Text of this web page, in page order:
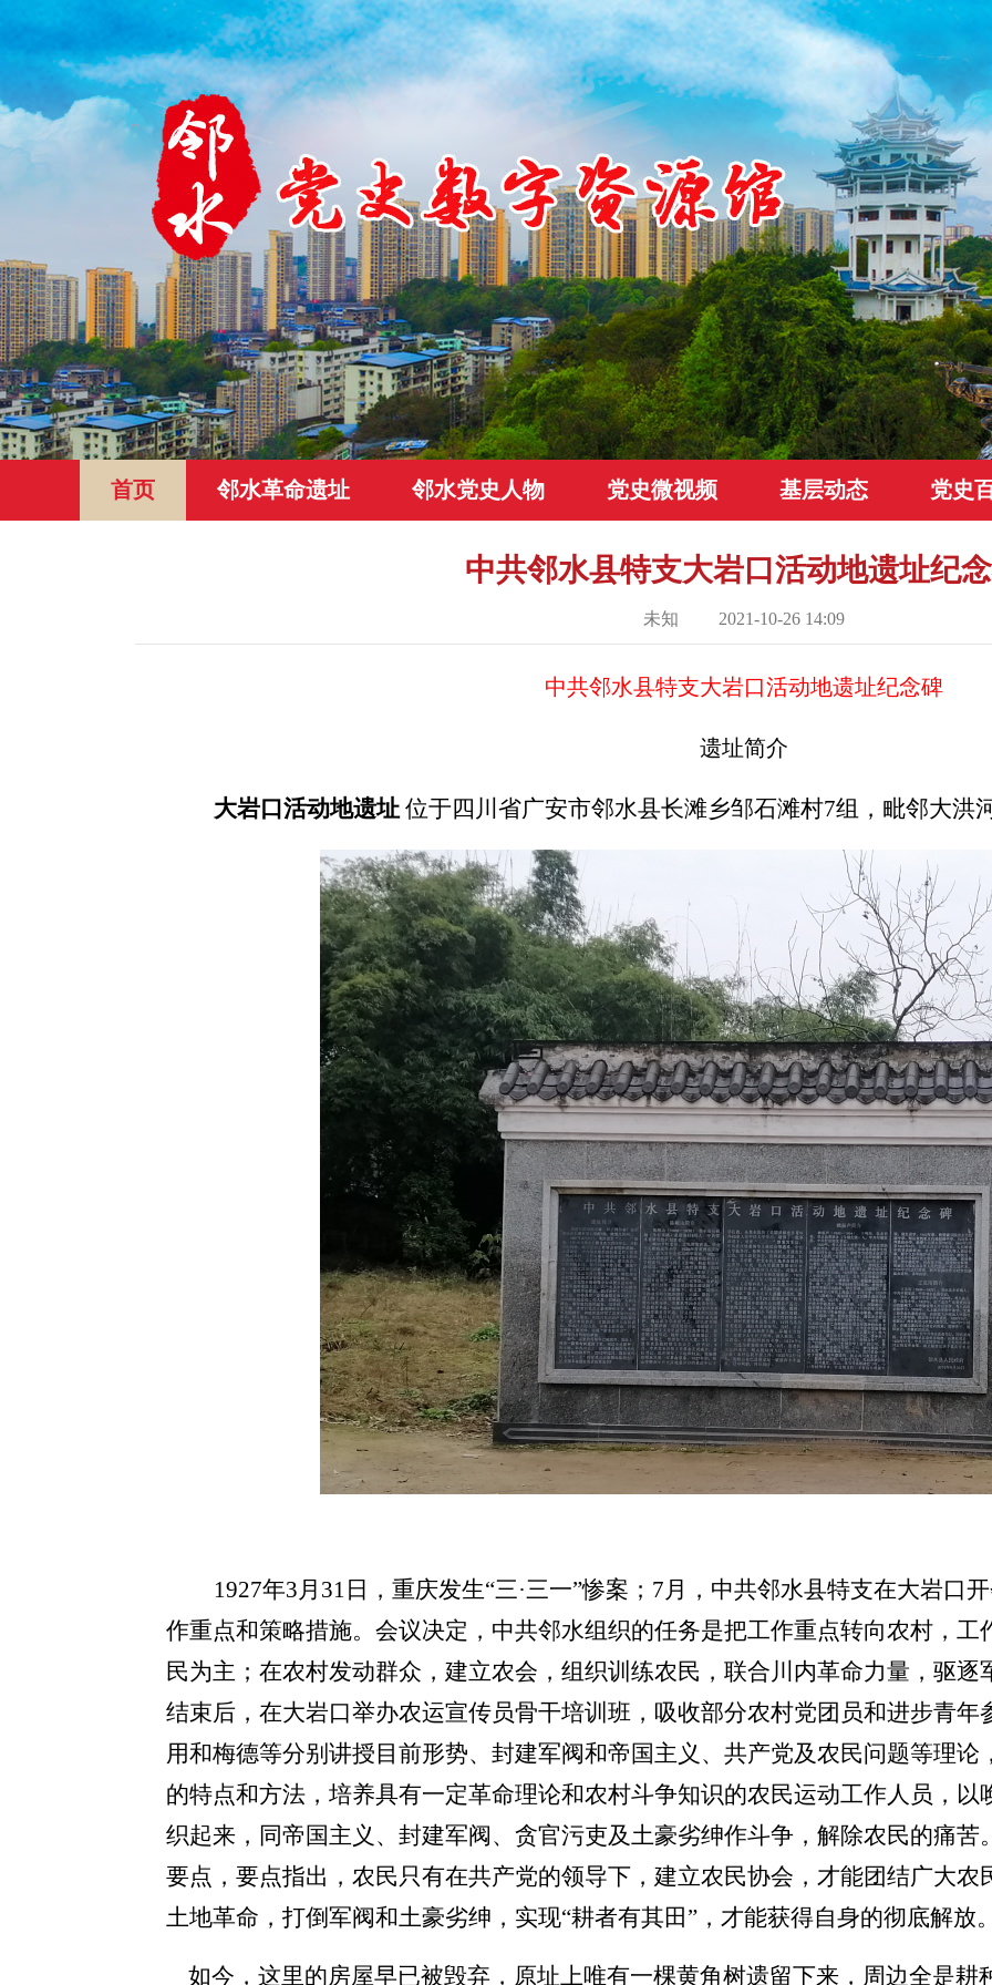
首页 邻水革命遗址 邻水党史人物 党史微视频 基层动态 党史
中共邻水县特支大岩口活动地遗址纪
未知 2021-10-26 14:09
中共邻水县特支大岩口活动地遗址纪念碑
遗址简介
大岩口活动地遗址 位于四川省广安市邻水县长滩乡邹石滩村7组，毗邻大洪
1927年3月31日，重庆发生“三·三一”惨案；7月，中共邻水县特支在大岩口
作重点和策略措施。会议决定，中共邻水组织的任务是把工作重点转向农村，工
民为主；在农村发动群众，建立农会，组织训练农民，联合川内革命力量，驱
结束后，在大岩口举办农运宣传员骨干培训班，吸收部分农村党团员和进步青年
用和梅德等分别讲授目前形势、封建军阀和帝国主义、共产党及农民问题等理
的特点和方法，培养具有一定革命理论和农村斗争知识的农民运动工作人员，
织起来，同帝国主义、封建军阀、贪官污吏及土豪劣绅作斗争，解除农民的痛苦
要点，要点指出，农民只有在共产党的领导下，建立农民协会，才能团结广大
土地革命，打倒军阀和土豪劣绅，实现“耕者有其田”，才能获得自身的彻底解放
如今，这里的房屋早已被毁弃，原址上唯有一棵黄角树遗留下来，周边全是耕